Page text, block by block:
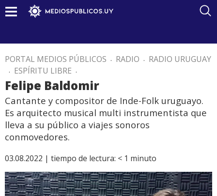
PORTAL MEDIOS PÚBLICOS . RADIO . RADIO URUGUAY
. ESPÍRITU LIBRE .
Felipe Baldomir
Cantante y compositor de Inde-Folk uruguayo.
Es arquitecto musical multi instrumentista que
lleva a su público a viajes sonoros
conmovedores.
03.08.2022 | tiempo de lectura: < 1 minuto